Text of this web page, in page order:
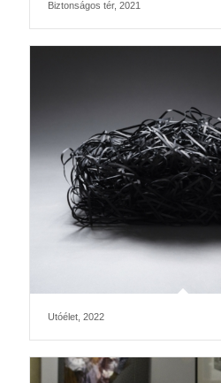
Biztonságos tér, 2021
Utóélet, 2022